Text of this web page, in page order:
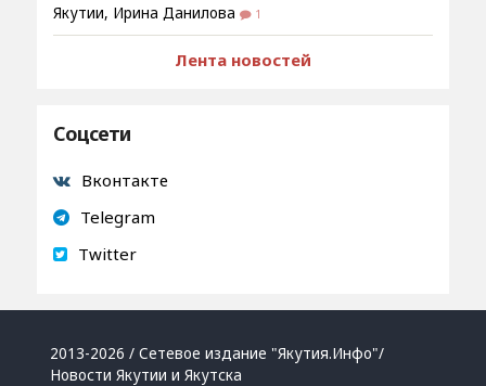
Якутии, Ирина Данилова
1
Лента новостей
Соцсети
Вконтакте
Telegram
Twitter
2013-2026 / Сетевое издание "Якутия.Инфо"/
Новости Якутии и Якутска